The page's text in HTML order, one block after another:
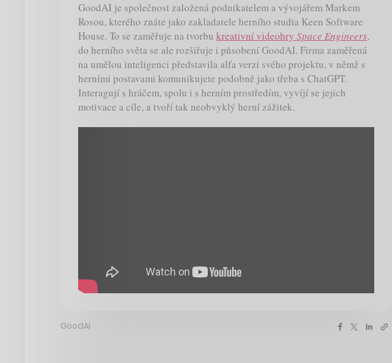
GoodAI je společnost založená podnikatelem a vývojářem Markem
Rosou, kterého znáte jako zakladatele herního studia Keen Software
House. To se zaměřuje na tvorbu kreativní videohry Space Engineers,
do herního světa se ale rozšiřuje i působení GoodAI. Firma zaměřená
na umělou inteligenci představila alfa verzi svého projektu, v němž s
herními postavami komunikujete podobně jako třeba s ChatGPT.
Interagují s hráčem, spolu i s herním prostředím, vyvíjí se jejich
motivace a cíle, a tvoří tak neobvyklý herní zážitek.
GoodAI